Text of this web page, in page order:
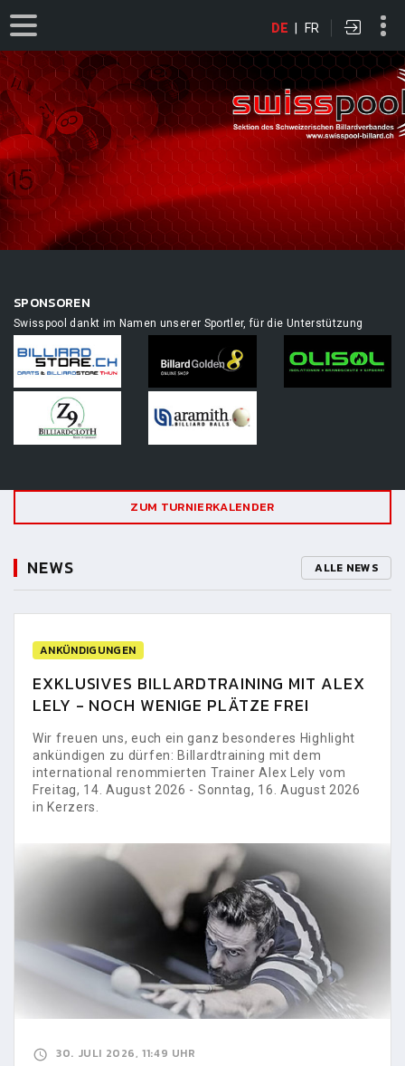
DE | FR
SPONSOREN
Swisspool dankt im Namen unserer Sportler, für die Unterstützung
ZUM TURNIERKALENDER
NEWS ALLE NEWS
ANKÜNDIGUNGEN
EXKLUSIVES BILLARDTRAINING MIT ALEX
LELY - NOCH WENIGE PLÄTZE FREI
Wir freuen uns, euch ein ganz besonderes Highlight
ankündigen zu dürfen: Billardtraining mit dem
international renommierten Trainer Alex Lely vom
Freitag, 14. August 2026 - Sonntag, 16. August 2026
in Kerzers.
30. JULI 2026, 11:49 UHR